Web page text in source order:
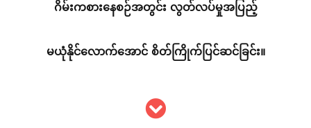
ဂိမ်းကစားနေစဉ်အတွင်း လွတ်လပ်မှုအပြည့်
မယုံနိုင်လောက်အောင် စိတ်ကြိုက်ပြင်ဆင်ခြင်း။